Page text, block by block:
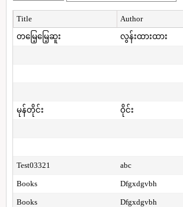
Title Author
တမြေ့မြေ့ဆူး
လွန်းထားထား
မုန်တိုင်း ဝိုင်း
Test03321 abc
Books Dfgxdgvbh
Books Dfgxdgvbh